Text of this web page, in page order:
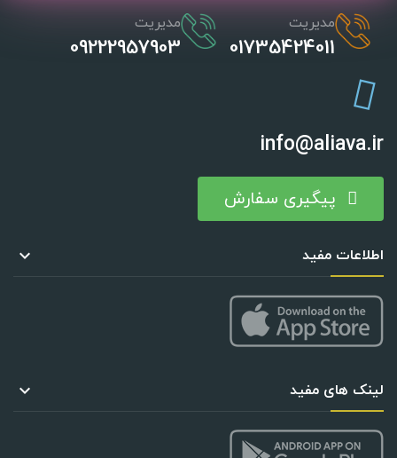
مدیریت
01735424011
مدیریت
09222957903
info@aliava.ir
پیگیری سفارش
اطلاعات مفید 
لینک های مفید 